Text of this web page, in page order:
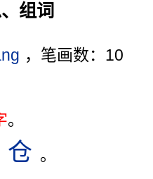
组词
，笔画数：10
。
仓 。